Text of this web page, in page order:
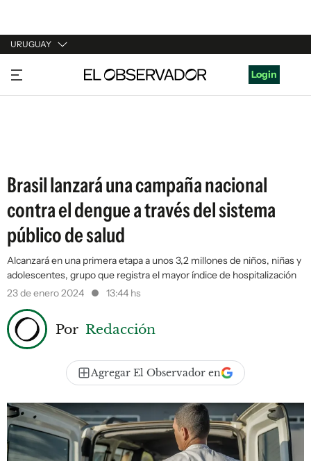
URUGUAY
URUGUAY
ARGENTINA
Login
Brasil lanzará una campaña nacional
contra el dengue a través del sistema
público de salud
Alcanzará en una primera etapa a unos 3,2 millones de niños, niñas y
adolescentes, grupo que registra el mayor índice de hospitalización
23 de enero 2024
13:44 hs
Por Redacción
Agregar El Observador en